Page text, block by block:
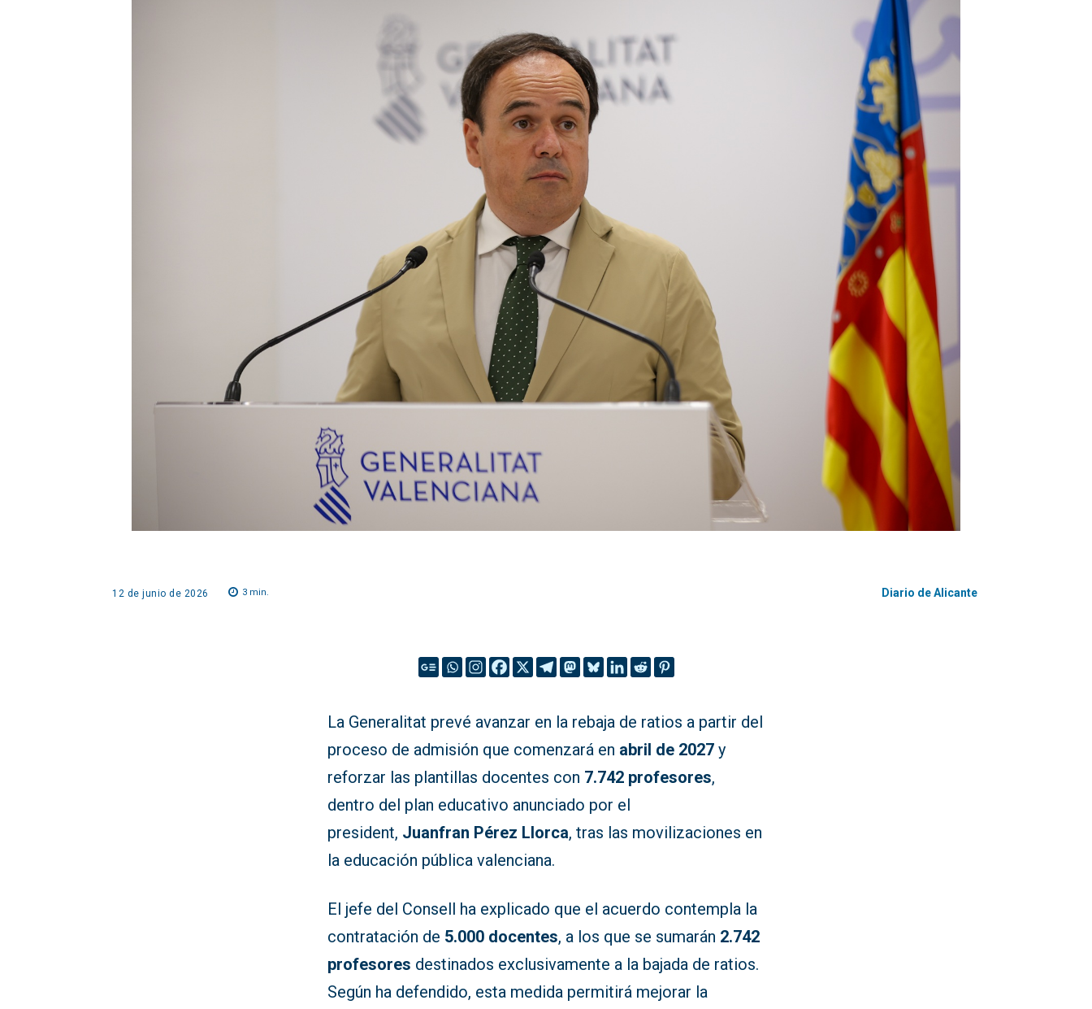
12 de junio de 2026 3min. Diario de Alicante
La Generalitat prevé avanzar en la rebaja de ratios a partir del
proceso de admisión que comenzará en abril de 2027 y
reforzar las plantillas docentes con 7.742 profesores,
dentro del plan educativo anunciado por el
president, Juanfran Pérez Llorca, tras las movilizaciones en
la educación pública valenciana.
El jefe del Consell ha explicado que el acuerdo contempla la
contratación de 5.000 docentes, a los que se sumarán 2.742
profesores destinados exclusivamente a la bajada de ratios.
Según ha defendido, esta medida permitirá mejorar la